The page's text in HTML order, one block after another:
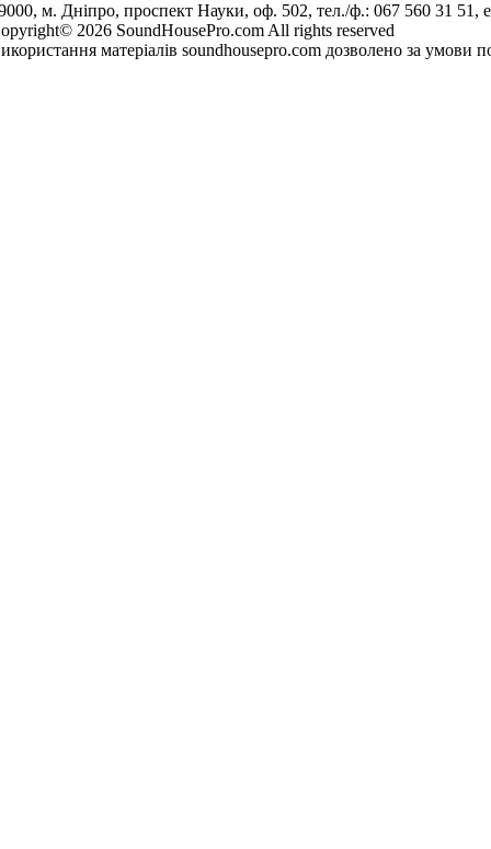
м. Дніпро, проспект Науки, оф. 502, тел./ф.: 067 560 31 51,
2026 SoundHousePro.com All rights reserved
матеріалів soundhousepro.com дозволено за умови